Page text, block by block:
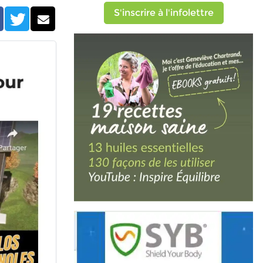
TwitterCourriel S'inscrire à l'infolettre